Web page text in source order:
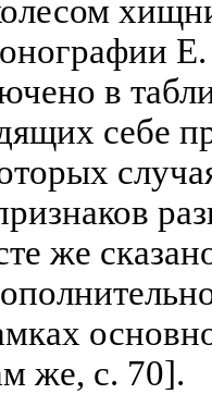
в
себе
же
же, с. 70].